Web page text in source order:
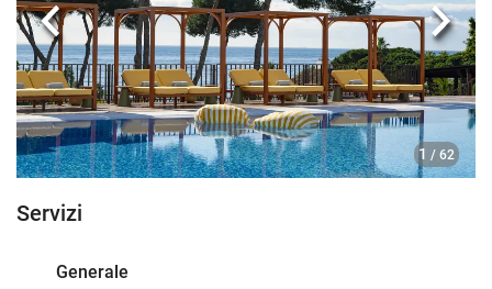
1 / 62
Anteriore
Servizi
Generale